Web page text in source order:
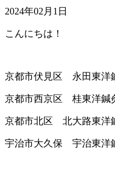
2024年02月1日
こんにちは！
京都市伏見区 永田東洋
京都市西京区 桂東洋鍼
京都市北区 北大路東洋
宇治市大久保 宇治東洋